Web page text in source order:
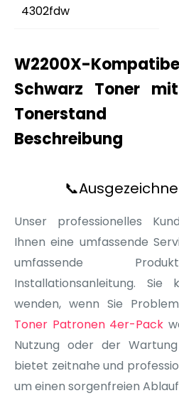
4302fdw
W2200X-
Schwarz Toner
Tonerstand
Beschreibung
📞
Unser professionelles
Ihnen eine umfassende
umfassende
Installationsanleitung.
wenden, wenn Sie
Toner Patronen 4er-Pack
Nutzung oder der
bietet zeitnahe und
um einen sorgenfreien